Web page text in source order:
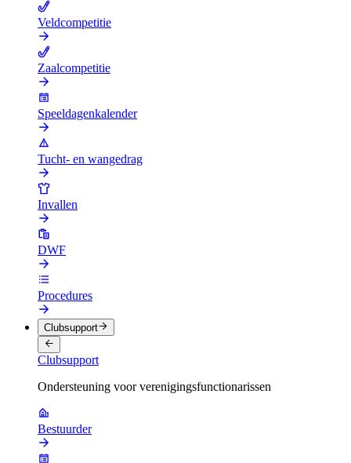
Veldcompetitie
Zaalcompetitie
Speeldagenkalender
Tucht- en wangedrag
Invallen
DWF
Procedures
Clubsupport
Clubsupport
Ondersteuning voor verenigingsfunctionarissen
Bestuurder